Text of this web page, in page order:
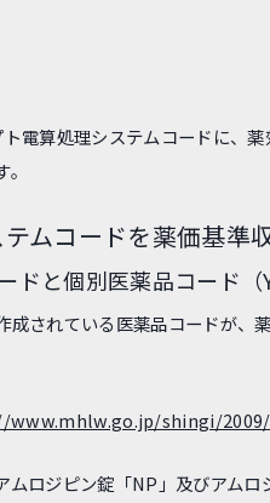
電算処理システムコードに、
ムコードを薬価基準
ドと個別医薬品コード（
成されている医薬品コードが、
shingi/
ムロジピン錠「NP」及びアム